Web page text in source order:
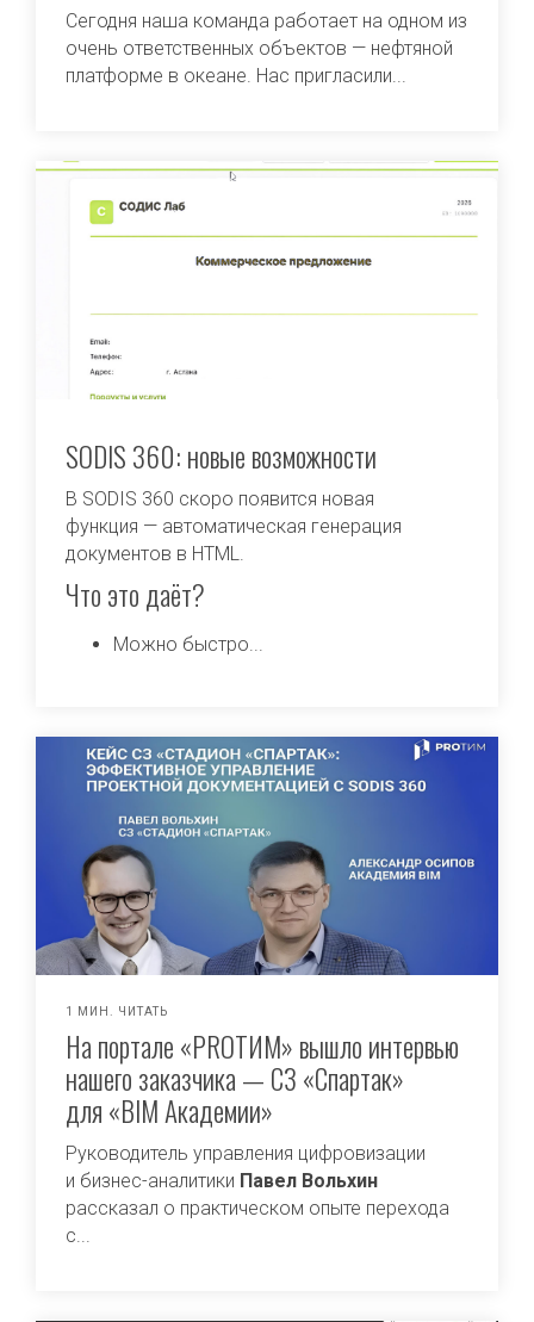
Сегодня наша команда работает на одном из
очень ответственных объектов — нефтяной
платформе в океане. Нас пригласили...
SODIS 360: новые возможности
В SODIS 360 скоро появится новая
функция — автоматическая генерация
документов в HTML.
Что это даёт?
Можно быстро...
1 МИН. ЧИТАТЬ
На портале «PROТИМ» вышло интервью
нашего заказчика — СЗ «Спартак»
для «BIM Академии»
Руководитель управления цифровизации
и бизнес-аналитики Павел Вольхин
рассказал о практическом опыте перехода
с...